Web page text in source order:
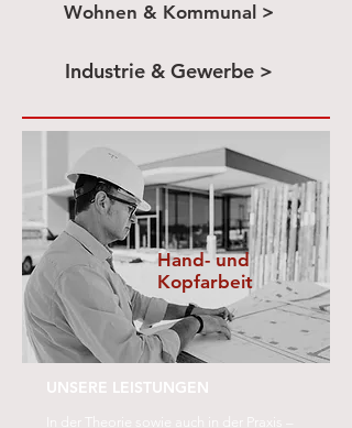
Wohnen & Kommunal >
Industrie & Gewerbe >
UNSERE LEISTUNGEN
In der Theorie sowie auch in der Praxis –
Hand- und
Kopfarbeit